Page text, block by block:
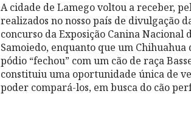
A cidade de Lamego voltou a receber,
realizados no nosso país de divulgação
concurso da Exposição Canina
Samoiedo, enquanto que um
pódio “fechou” com um cão de raça
constituiu uma oportunidade única de
poder compará-los, em busca do cão